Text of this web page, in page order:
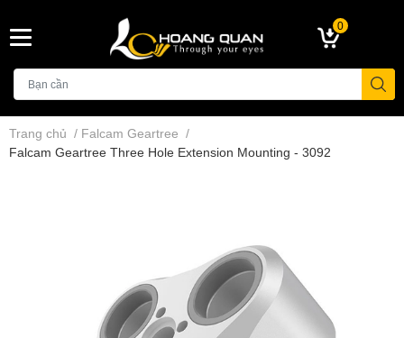
0
Trang chủ / Falcam Geartree /
Falcam Geartree Three Hole Extension Mounting - 3092